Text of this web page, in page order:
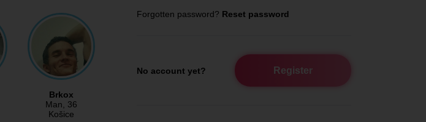
Brkox
Man, 36
Košice
Forgotten password? Reset password
No account yet? Register